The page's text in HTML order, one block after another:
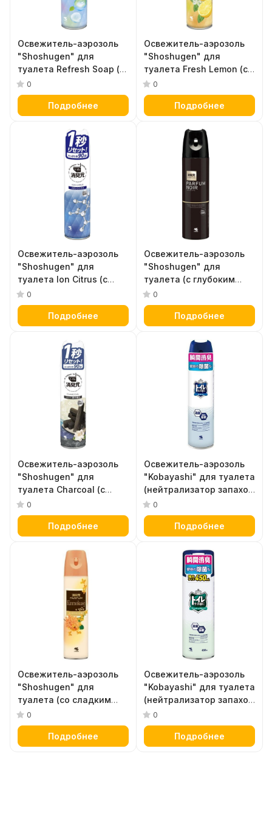
Освежитель-аэрозоль
"Shoshugen" для
туалета Refresh Soap (с
чистым ароматом
мыльной свежести) 280
0
Подробнее
Освежитель-аэрозоль
"Shoshugen" для
туалета Fresh Lemon (с
бодрящим ароматом
лимона) 280 мл
0
Подробнее
Освежитель-аэрозоль
"Shoshugen" для
туалета Ion Citrus (с
прозрачным
цитрусовым ароматом)
0
Подробнее
Освежитель-аэрозоль
"Shoshugen" для
туалета (с глубоким
ароматом Parfum Noir)
280 мл
0
Подробнее
Освежитель-аэрозоль
"Shoshugen" для
туалета Charcoal (с
успокаивающим
древесным ароматом)
0
Подробнее
Освежитель-аэрозоль
"Kobayashi" для туалета
(нейтрализатор запахов
без ароматических
отдушек) 280 мл
0
Подробнее
Освежитель-аэрозоль
"Shoshugen" для
туалета (со сладким
ароматом цветов
османтуса) 280 мл
0
Подробнее
Освежитель-аэрозоль
"Kobayashi" для туалета
(нейтрализатор запахов
с ароматом зелени и
цветов) 450 мл
0
Подробнее